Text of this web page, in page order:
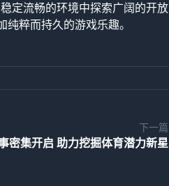
定流畅的环境中探索广阔的开放
粹而持久的游戏乐趣。
下一篇
密集开启 助力挖掘体育潜力新星